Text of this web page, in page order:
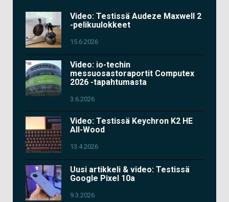
Video: Testissä Audeze Maxwell 2
-pelikuulokkeet
15.6.2026
Video: io-techin
messuosastoraportit Computex
2026 -tapahtumasta
3.6.2026
Video: Testissä Keychron K2 HE
All-Wood
13.4.2026
Uusi artikkeli & video: Testissä
Google Pixel 10a
9.3.2026